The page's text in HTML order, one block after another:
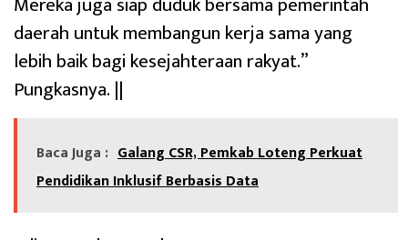
daerah untuk membangun kerja sama yang
lebih baik bagi kesejahteraan rakyat.”
Pungkasnya. ||
Baca Juga : Galang CSR, Pemkab Loteng Perkuat
Pendidikan Inklusif Berbasis Data